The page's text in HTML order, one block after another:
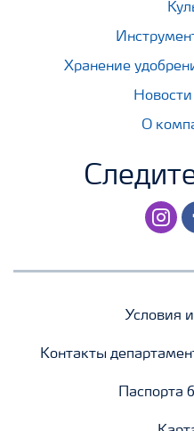
Хранение
О
Условия
Контакты
Паспорта